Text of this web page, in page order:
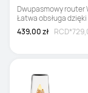
Dwupasmowy router
Łatwa obsługa
439,00 zł RCD*